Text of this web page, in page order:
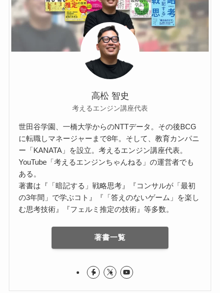
高松 智史
考えるエンジン講座代表
世田谷学園、一橋大学からのNTTデータ。その後BCG
に転職しマネージャーまで8年。そして、教育カンパニ
ー「KANATA」を設立。考えるエンジン講座代表。
YouTube「考えるエンジンちゃんねる」の運営者でも
ある。
著書は『「暗記する」戦略思考』『コンサルが「最初
の3年間」で学ぶコト』『「答えのないゲーム」を楽し
む思考技術』『フェルミ推定の技術』等多数。
著書一覧